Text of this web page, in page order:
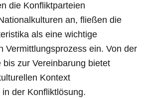
die Konfliktparteien
an, fließen die
als eine wichtige
Vermittlungsprozess ein. Von der
bis zur Vereinbarung bietet
Kontext
der Konfliktlösung.